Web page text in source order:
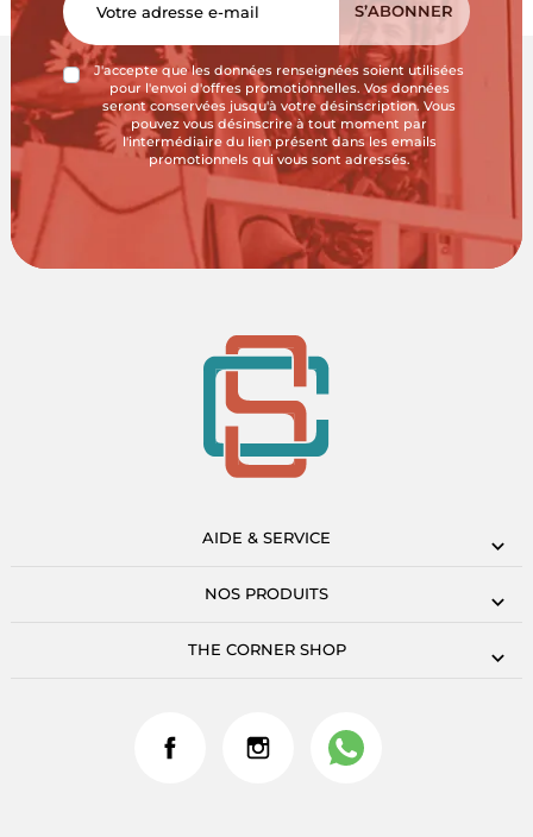
J'accepte que les données renseignées soient utilisées
pour l'envoi d'offres promotionnelles. Vos données
seront conservées jusqu'à votre désinscription. Vous
pouvez vous désinscrire à tout moment par
l'intermédiaire du lien présent dans les emails
promotionnels qui vous sont adressés.
AIDE & SERVICE
NOS PRODUITS
THE CORNER SHOP